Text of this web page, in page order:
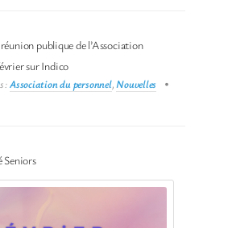
publique de l’Association
sur Indico
:Association du personnel,Nouvelles
Seniors